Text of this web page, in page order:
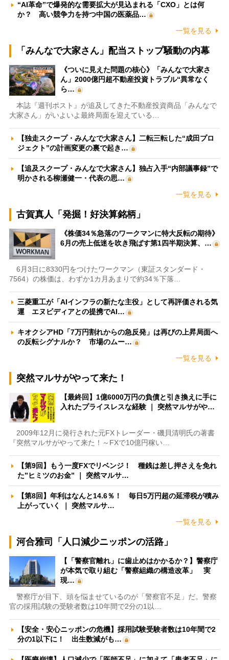
“AI革命”で爆発的な需要拡大が見込まれる「CXO」とは何
か？ 高い競争力を持つ中国の医薬品…
一覧を見る
「みんなで大家さん」配当ストップ騒動の内幕
《ついに見えた問題の核心》「みんなで大家さ
ん」2000億円超不動産投資トラブル“異常なく
ら…
本誌『週刊ポスト』が追及してきた不動産投資商品「みんなで
大家さん」がいよいよ最終局面を迎えている…
【独走スクープ・みんなで大家さん】二転三転した“成田プロ
ジェクト”の計画変更の裏で起き…
【追及スクープ・みんなで大家さん】独占入手“内部議事録”で
明かされる柳瀬健一・代表の思…
一覧を見る
古賀真人「発掘！好決算銘柄」
《株価34％急落のワークマンに特大反転の期待》
6月の売上低迷を吹き飛ばす第1四半期決算、…
6月3日に8330円をつけたワークマン（東証スタンダード・
7564）の株価は、わずか1カ月あまりで約34％下落…
三菱重工が「AIインフラの新たな主役」として再評価される気
運 エヌビディアとの提携でAI…
キオクシアHD「7万円割れからの急反発」は再びの上昇局面へ
の反転シグナルか？ 市場のムー…
一覧を見る
突然マルサがやって来た！
【最終回】1億6000万円の負債と引き換えに手に
入れたプライスレスな経験 ｜ 突然マルサがや…
2009年12月に発行された元FXトレーダー・磯貝清明氏の著書
『突然マルサがやって来た！～FXで10億円稼い…
【第9回】もう一度FXでリベンジ！ 種銭は差し押さえを免れ
た”ヒミツのお金” ｜ 突然マルサ…
【第8回】年利はなんと14.6％！ 毎日5万円超の延滞税が積み
上がっていく ｜ 突然マルサ…
一覧を見る
河合雅司「人口減少ニッポンの活路」
【「警察官離れ」に歯止めはかかるか？】警察庁
が本気で取り組む「警察組織の構造改革」 実
現…
警察庁が目下、頭を悩ませているのが「警察官不足」だ。警察
官の採用試験の受験者数は10年間で2分の1以…
【安全・安心ニッポンの危機】採用試験受験者数は10年間で2
分の1以下に！ 出生数減がも…